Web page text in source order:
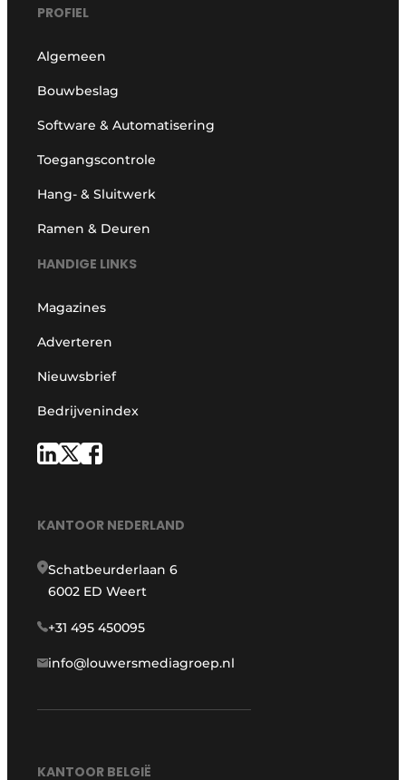
PROFIEL
Algemeen
Bouwbeslag
Software & Automatisering
Toegangscontrole
Hang- & Sluitwerk
Ramen & Deuren
HANDIGE LINKS
Magazines
Adverteren
Nieuwsbrief
Bedrijvenindex
KANTOOR NEDERLAND
Schatbeurderlaan 6
6002 ED Weert
+31 495 450095
info@louwersmediagroep.nl
KANTOOR BELGIË